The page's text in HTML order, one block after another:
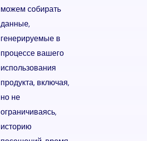
можем собирать
данные,
генерируемые в
процессе вашего
использования
продукта, включая,
но не
ограничиваясь,
историю